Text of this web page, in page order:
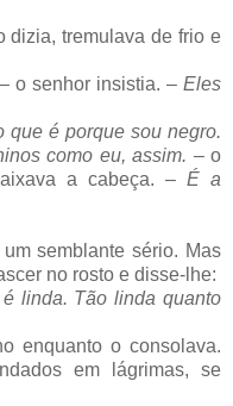
dizia, tremulava de frio e
– o senhor insistia. –Eles
que é porque sou negro.
como eu, assim. – o
a cabeça. – É a
semblante sério. Mas
no rosto e disse-lhe:
linda. Tão linda quanto
enquanto o consolava.
em lágrimas, se